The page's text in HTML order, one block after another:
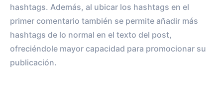
hashtags. Además, al ubicar los hashtags en el
primer comentario también se permite añadir más
hashtags de lo normal en el texto del post,
ofreciéndole mayor capacidad para promocionar su
publicación.